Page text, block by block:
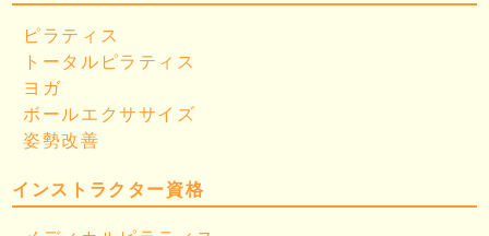
ピラティス
トータルピラティス
ヨガ
ボールエクササイズ
姿勢改善
インストラクター資格